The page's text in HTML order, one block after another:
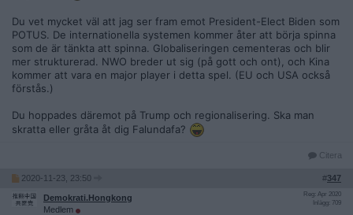
Du vet mycket väl att jag ser fram emot President-Elect Biden som
POTUS. De internationella systemen kommer åter att börja spinna
som de är tänkta att spinna. Globaliseringen cementeras och blir
mer strukturerad. NWO breder ut sig (på gott och ont), och Kina
kommer att vara en major player i detta spel. (EU och USA också
förstås.)
Du hoppades däremot på Trump och regionalisering. Ska man
skratta eller gråta åt dig Falundafa?
Citera
2020-11-23, 23:50 #347
Demokrati.Hongkong
Medlem
Reg: Apr 2020
Inlägg: 709